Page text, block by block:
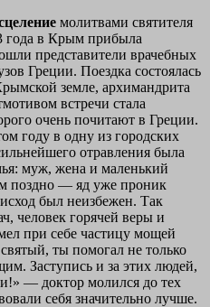
молитвами святителя
в Крым прибыла
представители врачебных
Греции. Поездка состоялась
земле, архимандрита
встречи стала
очень почитают в Греции.
году в одну из городских
отравления была
муж, жена и маленький
поздно — яд уже проник
был неизбежен. Так
человек горячей веры и
при себе частицу мощей
ты помогал не только
Заступись и за этих людей,
— доктор молился до тех
себя значительно лучше.